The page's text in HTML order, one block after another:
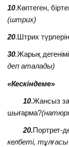
10.Көптеген,
(штрих)
20.Штрих
30.Жарық
деп аталады)
«Кескіндеме»
10.Жансыз
шығарма?
20.Портрет-
келбеті,